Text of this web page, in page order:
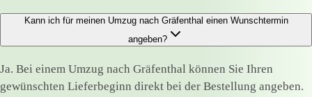
Kann ich für meinen Umzug nach Gräfenthal einen Wunschtermin
angeben?
Ja. Bei einem Umzug nach Gräfenthal können Sie Ihren
gewünschten Lieferbeginn direkt bei der Bestellung angeben.